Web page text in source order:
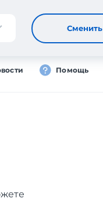
Регистрация
Помощь
Сменить